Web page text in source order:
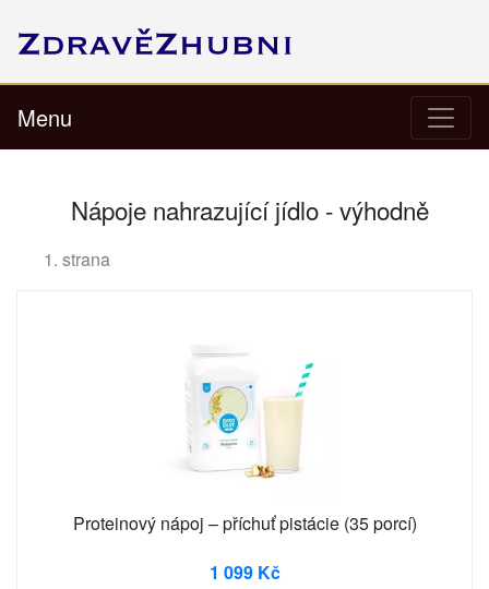
Menu
Nápoje nahrazující jídlo - výhodně
1. strana
Proteinový nápoj – příchuť pistácie (35 porcí)
1 099 Kč